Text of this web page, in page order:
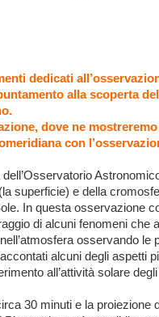
dedicati
alla scoperta
dove ne
con
superficie) e della
In questa osservazione
di alcuni fenomeni che
osservando le
alcuni degli aspetti
all’attività solare
30 minuti e la proiezione